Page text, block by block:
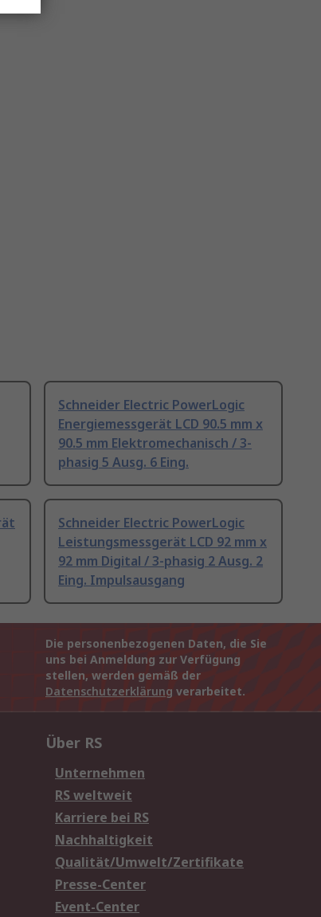
Schneider Electric PowerLogic
Energiemessgerät LCD 90.5 mm x
90.5 mm Elektromechanisch / 3-
phasig 5 Ausg. 6 Eing.
Schneider Electric PowerLogic
Leistungsmessgerät LCD 92 mm x
92 mm Digital / 3-phasig 2 Ausg. 2
Eing. Impulsausgang
Die personenbezogenen Daten, die Sie
uns bei Anmeldung zur Verfügung
stellen, werden gemäß der
Datenschutzerklärung verarbeitet.
Über RS
Unternehmen
RS weltweit
Karriere bei RS
Nachhaltigkeit
Qualität/Umwelt/Zertifikate
Presse-Center
Event-Center